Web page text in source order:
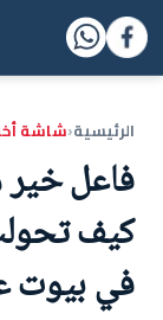
الرئيسية‹شاشة
فاعل خير
كيف
في بيوت